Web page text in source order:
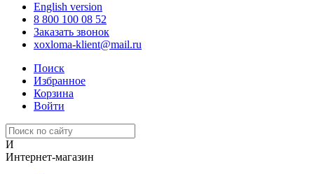
English version
8 800 100 08 52
Заказать звонок
xoxloma-klient@mail.ru
Поиск
Избранное
Корзина
Войти
И
Интернет-магазин